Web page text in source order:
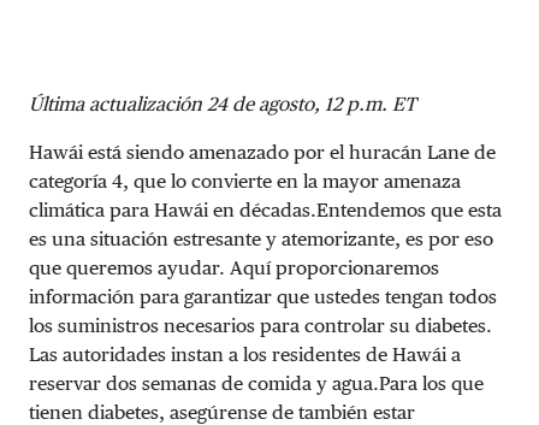
Última actualización 24 de agosto, 12 p.m. ET
Hawái está siendo amenazado por el huracán Lane de
categoría 4, que lo convierte en la mayor amenaza
climática para Hawái en décadas.Entendemos que esta
es una situación estresante y atemorizante, es por eso
que queremos ayudar. Aquí proporcionaremos
información para garantizar que ustedes tengan todos
los suministros necesarios para controlar su diabetes.
Las autoridades instan a los residentes de Hawái a
reservar dos semanas de comida y agua.Para los que
tienen diabetes, asegúrense de también estar